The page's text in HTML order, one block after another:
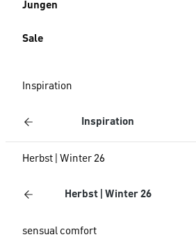
Jungen
Sale
Inspiration
Inspiration
Herbst | Winter 26
Herbst | Winter 26
sensual comfort